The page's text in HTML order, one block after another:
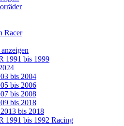
Racer
1991 bis 1999
bis 2004
bis 2006
bis 2008
bis 2018
bis 2018
1991 bis 1992 Racing